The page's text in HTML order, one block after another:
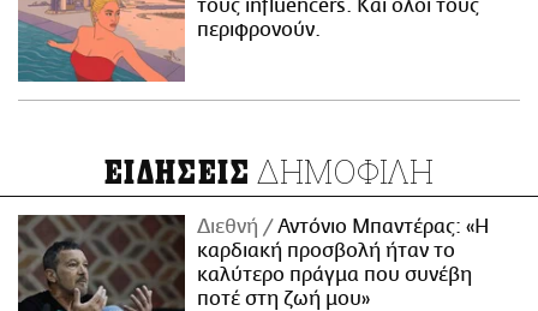
τους influencers. Και όλοι τους
περιφρονούν.
ΕΙΔΗΣΕΙΣ ΔΗΜΟΦΙΛΗ
Διεθνή
Αντόνιο Μπαντέρας: «Η
καρδιακή προσβολή ήταν το
καλύτερο πράγμα που συνέβη
ποτέ στη ζωή μου»